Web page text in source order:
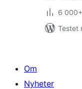
6
Testet
Om
Nyheter